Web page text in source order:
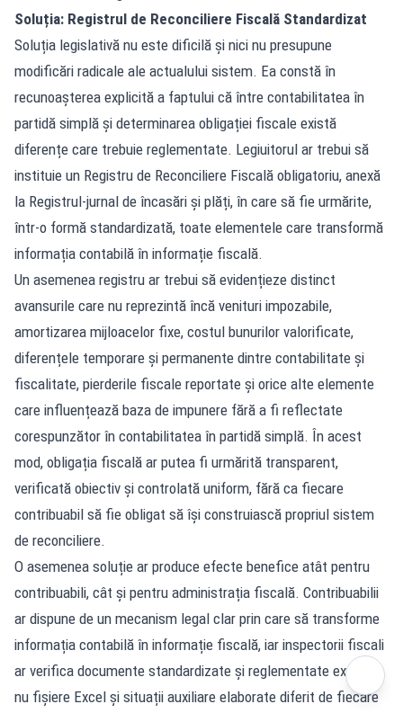
Soluția: Registrul de Reconciliere Fiscală Standardizat
Soluția legislativă nu este dificilă și nici nu presupune
modificări radicale ale actualului sistem. Ea constă în
recunoașterea explicită a faptului că între contabilitatea în
partidă simplă și determinarea obligației fiscale există
diferențe care trebuie reglementate. Legiuitorul ar trebui să
instituie un Registru de Reconciliere Fiscală obligatoriu, anexă
la Registrul-jurnal de încasări și plăți, în care să fie urmărite,
într-o formă standardizată, toate elementele care transformă
informația contabilă în informație fiscală.
Un asemenea registru ar trebui să evidențieze distinct
avansurile care nu reprezintă încă venituri impozabile,
amortizarea mijloacelor fixe, costul bunurilor valorificate,
diferențele temporare și permanente dintre contabilitate și
fiscalitate, pierderile fiscale reportate și orice alte elemente
care influențează baza de impunere fără a fi reflectate
corespunzător în contabilitatea în partidă simplă. În acest
mod, obligația fiscală ar putea fi urmărită transparent,
verificată obiectiv și controlată uniform, fără ca fiecare
contribuabil să fie obligat să își construiască propriul sistem
de reconciliere.
O asemenea soluție ar produce efecte benefice atât pentru
contribuabili, cât și pentru administrația fiscală. Contribuabilii
ar dispune de un mecanism legal clar prin care să transforme
informația contabilă în informație fiscală, iar inspectorii fiscali
ar verifica documente standardizate și reglementate expres,
nu fișiere Excel și situații auxiliare elaborate diferit de fiecare